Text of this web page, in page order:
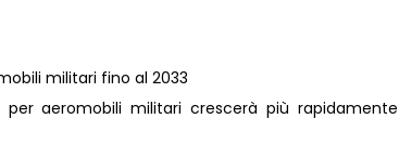
militari fino al 2033
aeromobili militari crescerà più rapidamente